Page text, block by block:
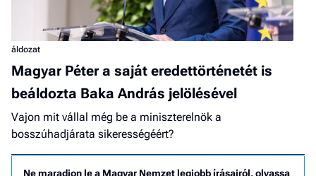
áldozat
Magyar Péter a saját eredettörténetét is
beáldozta Baka András jelölésével
Vajon mit vállal még be a miniszterelnök a
bosszúhadjárata sikerességéért?
Ne maradjon le a Magyar Nemzet legjobb írásairól, olvassa